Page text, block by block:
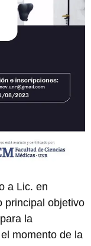
a Lic. en
principal objetivo
la
momento de la